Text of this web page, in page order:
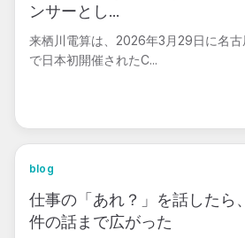
ンサーとし...
来栖川電算は、2026年3月29日に名古
で日本初開催されたC...
blog
仕事の「あれ？」を話したら
件の話まで広がった